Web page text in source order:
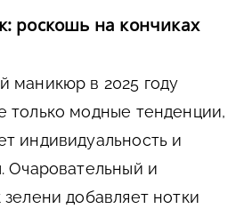
роскошь на кончиках
маникюр в 2025 году
только модные тенденции,
индивидуальность и
Очаровательный и
зелени добавляет нотки